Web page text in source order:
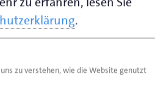
der NordBau.
auf "Tickets kaufen". Sie
direkt oben bei "Code /
möglich)"
.
zu verstehen, wie die Website genutzt